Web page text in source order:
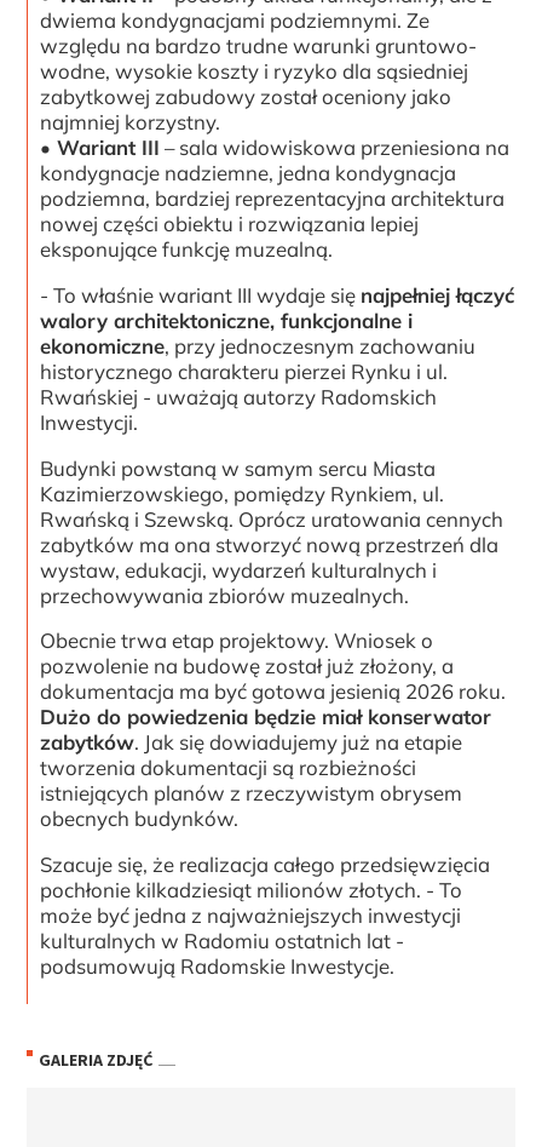
dwiema kondygnacjami podziemnymi. Ze
względu na bardzo trudne warunki gruntowo-
wodne, wysokie koszty i ryzyko dla sąsiedniej
zabytkowej zabudowy został oceniony jako
najmniej korzystny.
• Wariant III – sala widowiskowa przeniesiona na
kondygnacje nadziemne, jedna kondygnacja
podziemna, bardziej reprezentacyjna architektura
nowej części obiektu i rozwiązania lepiej
eksponujące funkcję muzealną.
- To właśnie wariant III wydaje się najpełniej łączyć
walory architektoniczne, funkcjonalne i
ekonomiczne, przy jednoczesnym zachowaniu
historycznego charakteru pierzei Rynku i ul.
Rwańskiej - uważają autorzy Radomskich
Inwestycji.
Budynki powstaną w samym sercu Miasta
Kazimierzowskiego, pomiędzy Rynkiem, ul.
Rwańską i Szewską. Oprócz uratowania cennych
zabytków ma ona stworzyć nową przestrzeń dla
wystaw, edukacji, wydarzeń kulturalnych i
przechowywania zbiorów muzealnych.
Obecnie trwa etap projektowy. Wniosek o
pozwolenie na budowę został już złożony, a
dokumentacja ma być gotowa jesienią 2026 roku.
Dużo do powiedzenia będzie miał konserwator
zabytków. Jak się dowiadujemy już na etapie
tworzenia dokumentacji są rozbieżności
istniejących planów z rzeczywistym obrysem
obecnych budynków.
Szacuje się, że realizacja całego przedsięwzięcia
pochłonie kilkadziesiąt milionów złotych. - To
może być jedna z najważniejszych inwestycji
kulturalnych w Radomiu ostatnich lat -
podsumowują Radomskie Inwestycje.
GALERIA ZDJĘĆ